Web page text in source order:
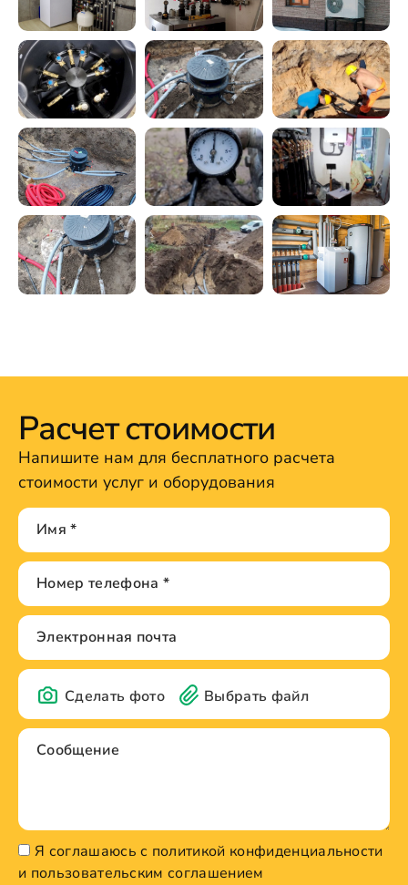
Расчет стоимости
Напишите нам для бесплатного расчета
стоимости услуг и оборудования
Сделать фото Выбрать файл
Я соглашаюсь с политикой конфиденциальности
и пользовательским соглашением